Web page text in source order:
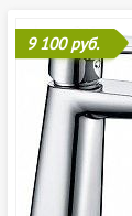
9 100 руб.